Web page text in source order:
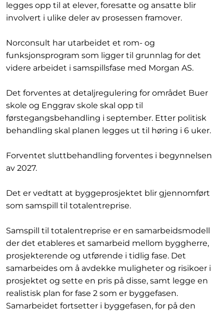
legges opp til at elever, foresatte og ansatte blir
involvert i ulike deler av prosessen framover.
Norconsult har utarbeidet et rom- og
funksjonsprogram som ligger til grunnlag for det
videre arbeidet i samspillsfase med Morgan AS.
Det forventes at detaljregulering for området Buer
skole og Enggrav skole skal opp til
førstegangsbehandling i september. Etter politisk
behandling skal planen legges ut til høring i 6 uker.
Forventet sluttbehandling forventes i begynnelsen
av 2027.
Det er vedtatt at byggeprosjektet blir gjennomført
som samspill til totalentreprise.
Samspill til totalentreprise er en samarbeidsmodell
der det etableres et samarbeid mellom byggherre,
prosjekterende og utførende i tidlig fase. Det
samarbeides om å avdekke muligheter og risikoer i
prosjektet og sette en pris på disse, samt legge en
realistisk plan for fase 2 som er byggefasen.
Samarbeidet fortsetter i byggefasen, for på den